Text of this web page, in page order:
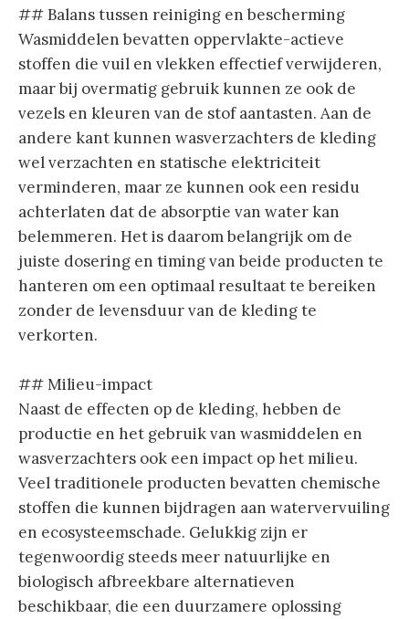
## Balans tussen reiniging en bescherming
Wasmiddelen bevatten oppervlakte-actieve
stoffen die vuil en vlekken effectief verwijderen,
maar bij overmatig gebruik kunnen ze ook de
vezels en kleuren van de stof aantasten. Aan de
andere kant kunnen wasverzachters de kleding
wel verzachten en statische elektriciteit
verminderen, maar ze kunnen ook een residu
achterlaten dat de absorptie van water kan
belemmeren. Het is daarom belangrijk om de
juiste dosering en timing van beide producten te
hanteren om een optimaal resultaat te bereiken
zonder de levensduur van de kleding te
verkorten.
## Milieu-impact
Naast de effecten op de kleding, hebben de
productie en het gebruik van wasmiddelen en
wasverzachters ook een impact op het milieu.
Veel traditionele producten bevatten chemische
stoffen die kunnen bijdragen aan watervervuiling
en ecosysteemschade. Gelukkig zijn er
tegenwoordig steeds meer natuurlijke en
biologisch afbreekbare alternatieven
beschikbaar, die een duurzamere oplossing